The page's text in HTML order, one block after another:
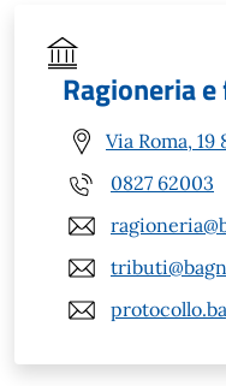
Ragioneria
Via Roma,
0827 62003